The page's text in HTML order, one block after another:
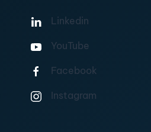
Linkedin
YouTube
Facebook
Instagram